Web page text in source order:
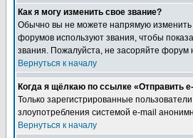
Как я могу изменить свое звание?
Обычно вы не можете напрямую изменить
форумов используют звания, чтобы
звания. Пожалуйста, не засоряйте
Вернуться к началу
Когда я щёлкаю по ссылке «Отправить
Только зарегистрированные
злоупотребления системой e-mail
Вернуться к началу